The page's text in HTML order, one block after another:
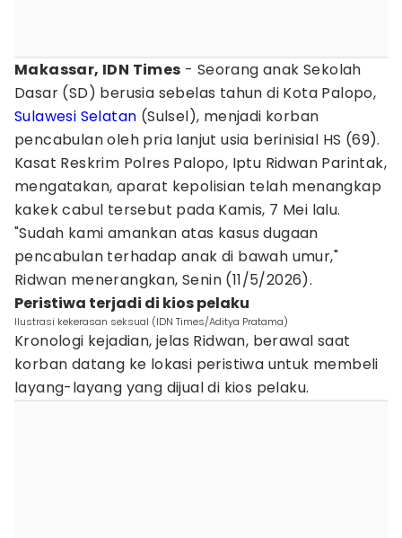
Makassar, IDN Times - Seorang anak Sekolah
Dasar (SD) berusia sebelas tahun di Kota Palopo,
Sulawesi Selatan (Sulsel), menjadi korban
pencabulan oleh pria lanjut usia berinisial HS (69).
Kasat Reskrim Polres Palopo, Iptu Ridwan Parintak,
mengatakan, aparat kepolisian telah menangkap
kakek cabul tersebut pada Kamis, 7 Mei lalu.
"Sudah kami amankan atas kasus dugaan
pencabulan terhadap anak di bawah umur,"
Ridwan menerangkan, Senin (11/5/2026).
Peristiwa terjadi di kios pelaku
Ilustrasi kekerasan seksual (IDN Times/Aditya Pratama)
Kronologi kejadian, jelas Ridwan, berawal saat
korban datang ke lokasi peristiwa untuk membeli
layang-layang yang dijual di kios pelaku.